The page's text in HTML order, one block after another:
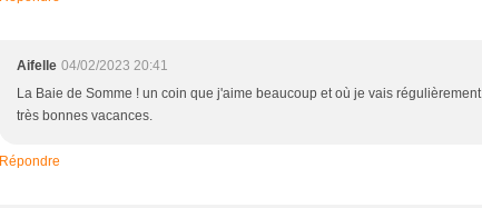
Aifelle 04/02/2023 20:41
La Baie de Somme ! un coin que j'aime beaucoup et où je vais
très bonnes vacances.
Répondre